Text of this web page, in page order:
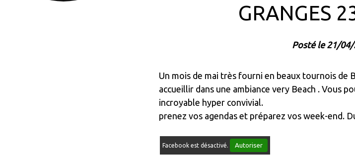
GRANGES
Posté le 21/
Un mois de mai très fourni en beaux tournois de
accueillir dans une ambiance very Beach . Vous
incroyable hyper convivial.
prenez vos agendas et préparez vos week-end.
Facebook est désactivé. Autoriser